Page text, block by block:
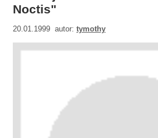
Noctis"
20.01.1999 autor:tymothy